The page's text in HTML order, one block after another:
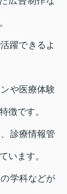
躍できるよ
や医療体験
徴です。
診療情報管
います。
学科などが